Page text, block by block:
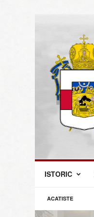
M
p
ISTORIC
ACATISTE